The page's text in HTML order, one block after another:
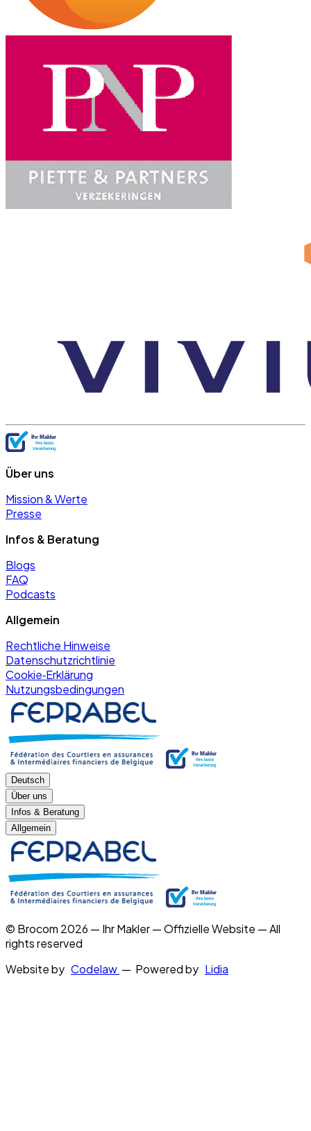
Über uns
Mission & Werte
Presse
Infos & Beratung
Blogs
FAQ
Podcasts
Allgemein
Rechtliche Hinweise
Datenschutzrichtlinie
Cookie‑Erklärung
Nutzungsbedingungen
Deutsch
Über uns
Infos & Beratung
Allgemein
© Brocom 2026 — Ihr Makler — Offizielle Website — All
rights reserved
Website by Codelaw — Powered by Lidia